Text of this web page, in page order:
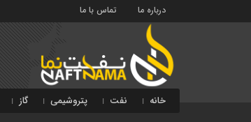
درباره ما تماس با ما
خانه نفت پتروشیمی گاز